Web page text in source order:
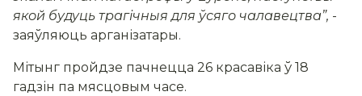
якой будуць трагічныя для ўсяго чалавецтва”, -
заяўляюць арганізатары.
Мітынг пройдзе пачнецца 26 красавіка ў 18
гадзін па мясцовым часе.